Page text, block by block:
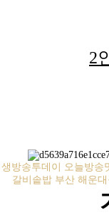
2
생방송투데이 오늘방송
갈비솥밥 부산 해운